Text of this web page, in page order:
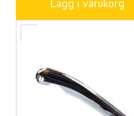
Lägg i varukorg